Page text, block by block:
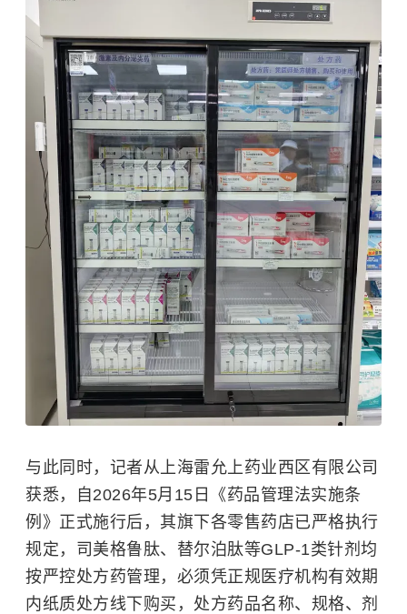
与此同时，记者从上海雷允上药业西区有限公司
获悉，自2026年5月15日《药品管理法实施条
例》正式施行后，其旗下各零售药店已严格执行
规定，司美格鲁肽、替尔泊肽等GLP-1类针剂均
按严控处方药管理，必须凭正规医疗机构有效期
内纸质处方线下购买，处方药品名称、规格、剂